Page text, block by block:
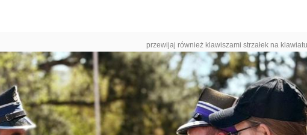
przewijaj również klawiszami strzałek na